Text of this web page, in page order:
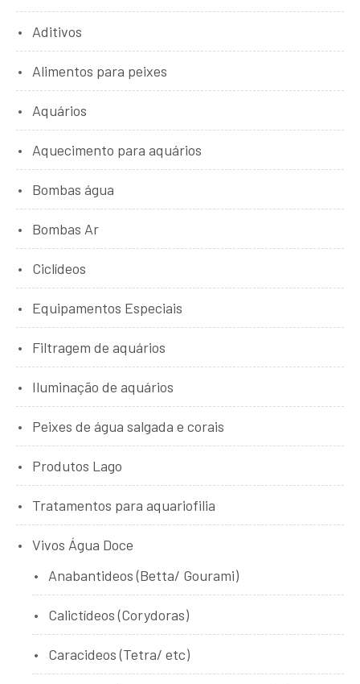
Aditivos
Alimentos para peixes
Aquários
Aquecimento para aquários
Bombas água
Bombas Ar
Ciclídeos
Equipamentos Especiais
Filtragem de aquários
Iluminação de aquários
Peixes de água salgada e corais
Produtos Lago
Tratamentos para aquariofilia
Vivos Água Doce
Anabantideos (Betta/ Gourami)
Calictídeos (Corydoras)
Caracideos (Tetra/ etc)